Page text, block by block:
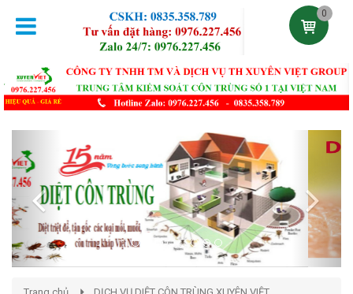
0
Previous Next
DỊCH VỤ DIỆT CÔN TRÙNG XUYÊN VIỆT